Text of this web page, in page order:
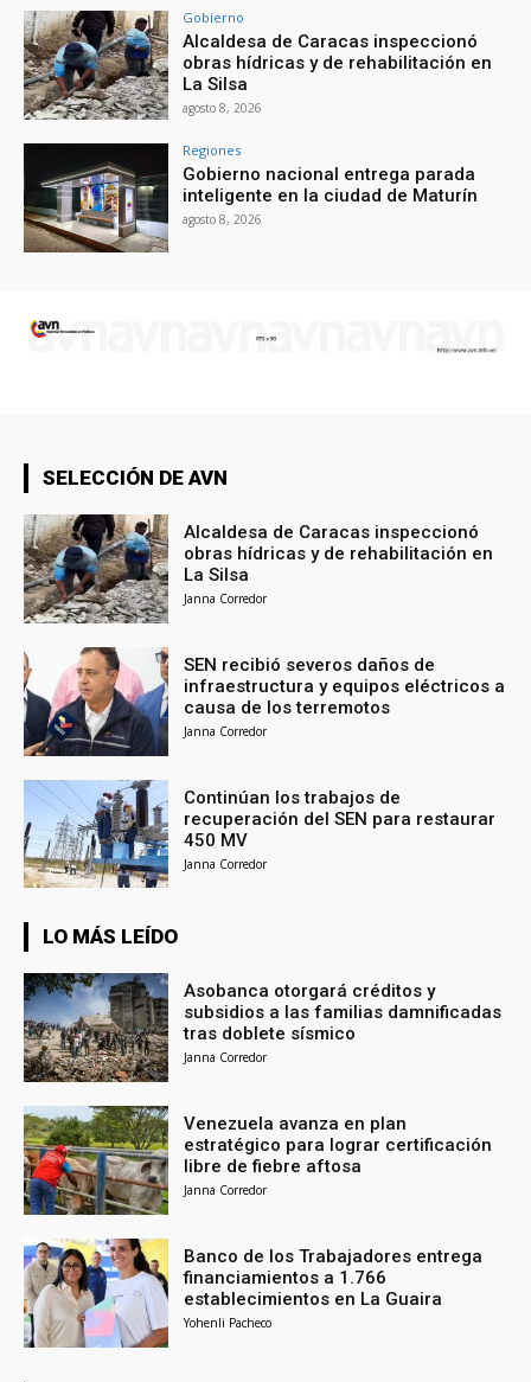
Gobierno
Alcaldesa de Caracas inspeccionó
obras hídricas y de rehabilitación en
La Silsa
agosto 8, 2026
Regiones
Gobierno nacional entrega parada
inteligente en la ciudad de Maturín
agosto 8, 2026
SELECCIÓN DE AVN
Alcaldesa de Caracas inspeccionó
obras hídricas y de rehabilitación en
La Silsa
Janna Corredor
SEN recibió severos daños de
infraestructura y equipos eléctricos a
causa de los terremotos
Janna Corredor
Continúan los trabajos de
recuperación del SEN para restaurar
450 MV
Janna Corredor
LO MÁS LEÍDO
Asobanca otorgará créditos y
subsidios a las familias damnificadas
tras doblete sísmico
Janna Corredor
Venezuela avanza en plan
estratégico para lograr certificación
libre de fiebre aftosa
Janna Corredor
Banco de los Trabajadores entrega
financiamientos a 1.766
establecimientos en La Guaira
Yohenli Pacheco